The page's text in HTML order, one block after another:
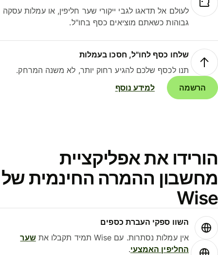
לעולם אל תדאגו לגבי ייקורי שער חליפין, או עמלות עסקה
גבוהות כשאתם מוציאים כסף בחו"ל.
שלחו כסף לחו"ל, חסכו בעמלות
תנו לכסף שלכם להגיע רחוק יותר, לא משנה המרחק.
הרשמה
למידע נוסף
את אפליקציית
ההמרה החינמית של
השוו ספקי העברת כספים
אין עמלות נסתרות. עם Wise תמיד תקבלו את
שער
החליפין האמצעי.